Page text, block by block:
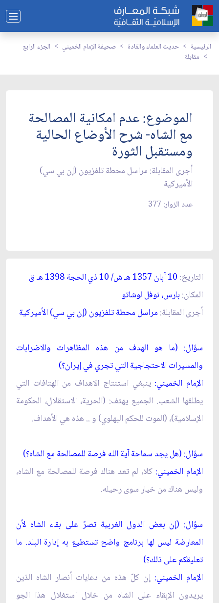
الرئيسية حديث العلماء والقادة صحيفة الإمام الخميني
الجزء الرابع
مقابلة
الموضوع: عدم امكانية المصالحة
مع الشاه- شرح الأوضاع الحالية
ومستقبل الثورة
أجرى المقابلة: مراسل محطة تلفزيون (إن بي سي)
الأميركية
عدد الزوار: 377
التاريخ: ـش/ 10 ذي الحجة 1398 ه ـق‏
المكان: بارس، نوفل لوشاتو
أجرى المقابلة: مراسل محطة تلفزيون (إن بي سي) الأميركية
سؤال: (ما هو الهدف من هذه المظاهرات والاضرابات
والمسيرات الاحتجاجية التي تجري في إيران؟)
الإمام الخميني: ينبغي استنتاج الاهداف من الهتافات التي
يطلقها الشعب. الجميع يهتف: (الحرية، الاستقلال، الحكومة
الإسلامية)، (الموت للحكم البهلوي) و .. هذه هي الأهداف.
سؤال: (هل يجد سماحة آية الله فرصة للمصالحة مع الشاه؟)
الإمام الخميني: كلا، لم تعد هناك فرصة للمصالحة مع الشاه،
وليس هناك من خيار سوى رحيله.
سؤال: (إن بعض الدول الغربية تصرّ على بقاء الشاه لأن
المعارضة ليس لها برنامج واضح تستطيع به إدارة البلد. ما
تعليقكم على ذلك؟)
الإمام الخميني: إن كلّ هذه من دعايات أنصار الشاه الذين
يريدون الإبقاء على الشاه من خلال استغلال هذا الجو